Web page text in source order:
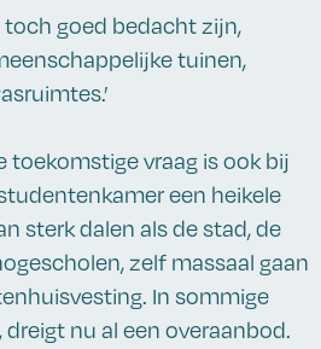
goed bedacht zijn,
tuinen,
toekomstige vraag is ook bij
een heikele
sterk dalen als de stad, de
zelf massaal gaan
In sommige
dreigt nu al een overaanbod.